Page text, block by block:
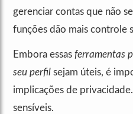
gerenciar contas que não
funções dão mais controle
Embora essas ferramentas
seu perfil sejam úteis, é
implicações de
sensíveis.